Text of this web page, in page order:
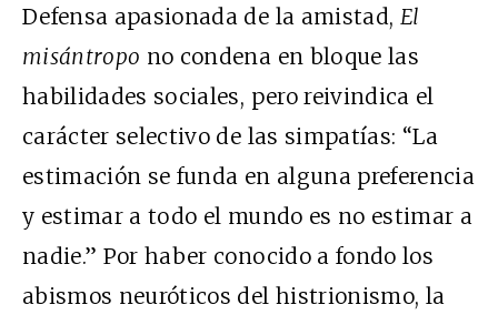
Defensa apasionada de la amistad, El
misántropo no condena en bloque las
habilidades sociales, pero reivindica el
carácter selectivo de las simpatías: “La
estimación se funda en alguna preferencia
y estimar a todo el mundo es no estimar a
nadie.” Por haber conocido a fondo los
abismos neuróticos del histrionismo, la